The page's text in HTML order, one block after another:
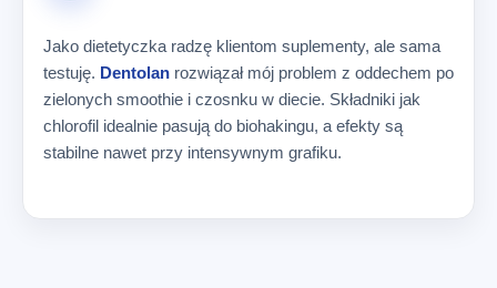
Jako dietetyczka radzę klientom suplementy, ale sama
testuję. Dentolan rozwiązał mój problem z oddechem po
zielonych smoothie i czosnku w diecie. Składniki jak
chlorofil idealnie pasują do biohakingu, a efekty są
stabilne nawet przy intensywnym grafiku.